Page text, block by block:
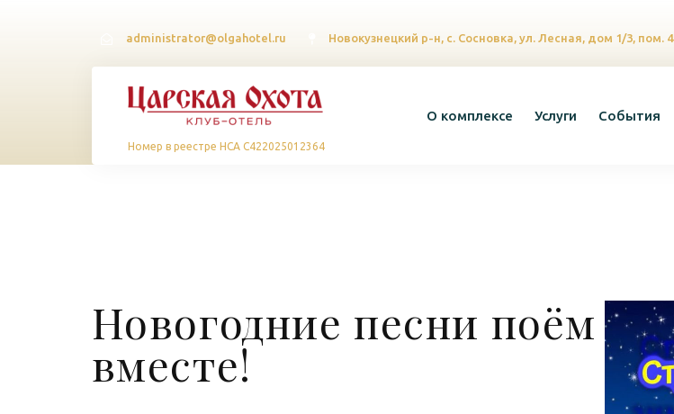
administrator@olgahotel.ru Новокузнецкий р-н, с. Сосновка, ул. Лесная, дом 1/3, пом. 4
Номер в реестре НСА С422025012364
О комплексе Услуги События
Новогодние песни поём
вместе!